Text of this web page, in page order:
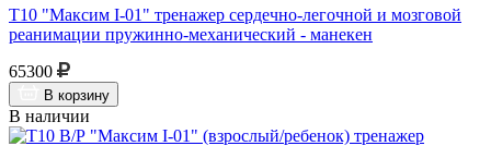
Т10 "Максим I-01" тренажер сердечно-легочной и мозговой
реанимации пружинно-механический - манекен
65300
В корзину
В наличии